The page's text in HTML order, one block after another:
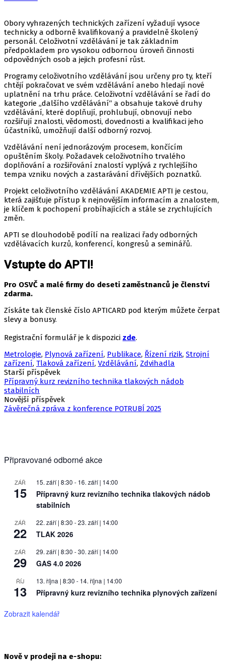
Obory vyhrazených technických zařízení vyžadují vysoce
technicky a odborně kvalifikovaný a pravidelně školený
personál. Celoživotní vzdělávání je tak základním
předpokladem pro vysokou odbornou úroveň činnosti
odpovědných osob a jejich profesní růst.
Programy celoživotního vzdělávání jsou určeny pro ty, kteří
chtějí pokračovat ve svém vzdělávání anebo hledají nové
uplatnění na trhu práce. Celoživotní vzdělávání se řadí do
kategorie „dalšího vzdělávání“ a obsahuje takové druhy
vzdělávání, které doplňují, prohlubují, obnovují nebo
rozšiřují znalosti, vědomosti, dovednosti a kvalifikaci jeho
účastníků, umožňují další odborný rozvoj.
Vzdělávání není jednorázovým procesem, končícím
opuštěním školy. Požadavek celoživotního trvalého
doplňování a rozšiřování znalostí vyplývá z rychlejšího
tempa vzniku nových a zastarávání dřívějších poznatků.
Projekt celoživotního vzdělávání AKADEMIE APTI je cestou,
která zajišťuje přístup k nejnovějším informacím a znalostem,
je klíčem k pochopení probíhajících a stále se zrychlujících
změn.
APTI se dlouhodobě podílí na realizaci řady odborných
vzdělávacích kurzů, konferencí, kongresů a seminářů.
Vstupte do APTI!
Pro OSVČ a malé firmy do deseti zaměstnanců je členství
zdarma.
Získáte tak členské číslo APTICARD pod kterým můžete čerpat
slevy a bonusy.
Registrační formulář je k dispozici zde.
Metrologie, Plynová zařízení, Publikace, Řízení rizik, Strojní
zařízení, Tlaková zařízení, Vzdělávání, Zdvihadla
Navigace
pro
příspěvky
Starší příspěvek
Přípravný kurz revizního technika tlakových nádob
stabilních
Novější příspěvek
Závěrečná zpráva z konference POTRUBÍ 2025
Připravované odborné akce
ZÁŘ
15
15. září | 8:30 - 16. září | 14:00
Přípravný kurz revizního technika tlakových nádob
stabilních
ZÁŘ
22
22. září | 8:30 -23. září | 14:00
TLAK 2026
ZÁŘ
29
29. září | 8:30 -30. září | 14:00
GAS 4.0 2026
ŘÍJ
13
13. října | 8:30 - 14. října | 14:00
Přípravný kurz revizního technika plynových zařízení
Zobrazit kalendář
Nově v prodeji na e-shopu: